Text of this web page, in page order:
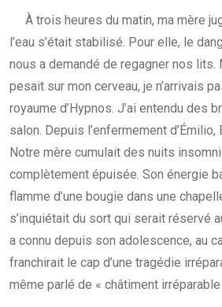
À trois heures du matin, ma mère
l’eau s’était stabilisé. Pour elle, le
nous a demandé de regagner nos lits.
pesait sur mon cerveau, je n’arrivais
royaume d’Hypnos. J’ai entendu des
salon. Depuis l’enfermement d’Émilio,
Notre mère cumulait des nuits
complètement épuisée. Son énergie
flamme d’une bougie dans une
s’inquiétait du sort qui serait réservé
a connu depuis son adolescence, au
franchirait le cap d’une tragédie
même parlé de « châtiment irréparable